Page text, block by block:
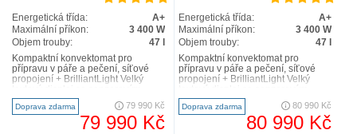
Energetická třída:
A+
Maximální příkon:
3 400 W
Objem trouby:
47 l
Kompaktní konvektomat pro
přípravu v páře a pečení, síťové
propojení + BrilliantLight Velký
ovládáním – DirectSenso..
Doprava zdarma 79 990 Kč
79 990 Kč
Energetická třída:
A+
Maximální příkon:
3 400 W
Objem trouby:
47 l
Kompaktní konvektomat pro
přípravu v páře a pečení, síťové
propojení + BrilliantLight Velký
ovládáním – DirectSenso..
Doprava zdarma 80 990 Kč
80 990 Kč